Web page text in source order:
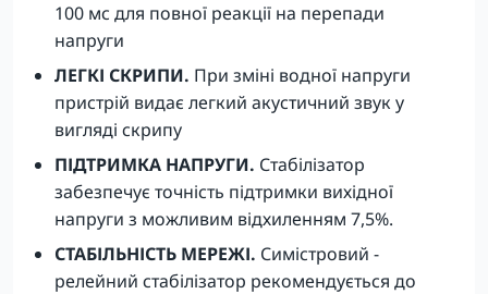
100 мс для повної реакції на перепади
напруги
ЛЕГКІ СКРИПИ. При зміні водної напруги
пристрій видає легкий акустичний звук у
вигляді скрипу
ПІДТРИМКА НАПРУГИ. Стабілізатор
забезпечує точність підтримки вихідної
напруги з можливим відхиленням 7,5%.
СТАБІЛЬНІСТЬ МЕРЕЖІ. Симістровий -
релейний стабілізатор рекомендується до